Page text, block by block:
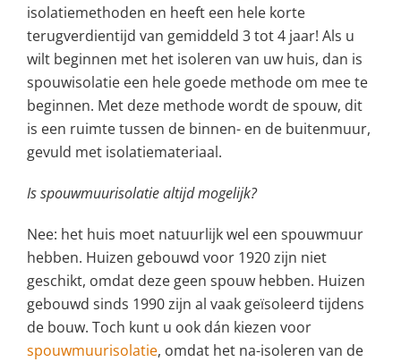
isolatiemethoden en heeft een hele korte
terugverdientijd van gemiddeld 3 tot 4 jaar! Als u
wilt beginnen met het isoleren van uw huis, dan is
spouwisolatie een hele goede methode om mee te
beginnen. Met deze methode wordt de spouw, dit
is een ruimte tussen de binnen- en de buitenmuur,
gevuld met isolatiemateriaal.
Is spouwmuurisolatie altijd mogelijk?
Nee: het huis moet natuurlijk wel een spouwmuur
hebben. Huizen gebouwd voor 1920 zijn niet
geschikt, omdat deze geen spouw hebben. Huizen
gebouwd sinds 1990 zijn al vaak geïsoleerd tijdens
de bouw. Toch kunt u ook dán kiezen voor
spouwmuurisolatie, omdat het na-isoleren van de